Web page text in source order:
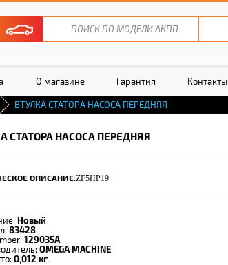
О магазине Гарантия Контакты
ВТУЛКА СТАТОРА НАСОСА ПЕРЕДНЯЯ
СТАТОРА НАСОСА ПЕРЕДНЯЯ
ОПИСАНИЕ:ZF5HP19
Новый
83428
129035A
OMEGA MACHINE
0,012 кг.